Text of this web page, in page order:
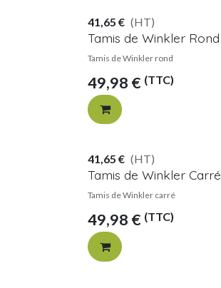
Tamis de Winkler Rond
Tamis de Winkler rond
49,98 € (TTC)
41,65 € (HT)
Tamis de Winkler Carré
Tamis de Winkler carré
49,98 € (TTC)
41,65 € (HT)